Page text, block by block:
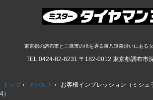
東京都の調布市と三鷹市の境を通る東八道路沿いにある
TEL.0424-82-8231 〒182-0012 東京都調布市
トップ › アバルト ›
お客様インプレッション（ミシュ
4）